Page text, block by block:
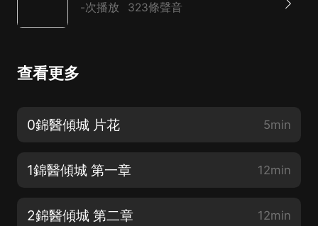
-次播放 323條聲音
查看更多
0錦醫傾城 片花 5min
1錦醫傾城 第一章 12min
2錦醫傾城 第二章 12min